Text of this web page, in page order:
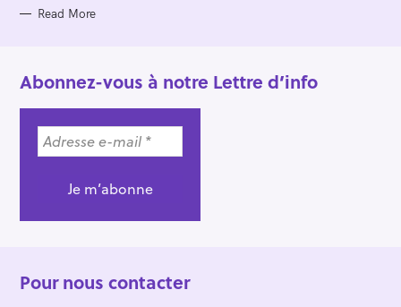
S Read More
Abonnez-vous à notre Lettre d’info
Pour nous contacter